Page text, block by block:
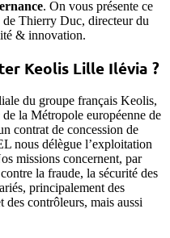
. On vous présente ce
Thierry Duc, directeur du
& innovation.
Keolis Lille Ilévia ?
du groupe français Keolis,
la Métropole européenne de
contrat de concession de
nous délègue l’exploitation
missions concernent, par
la fraude, la sécurité des
principalement des
des contrôleurs, mais aussi